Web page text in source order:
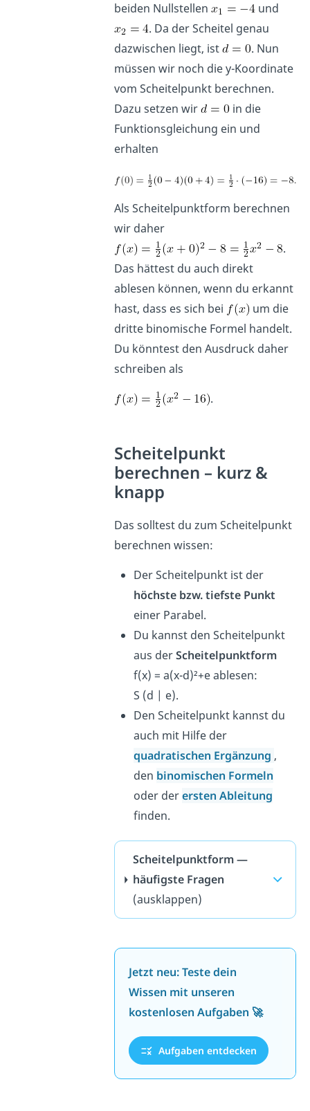
beiden Nullstellen
und
. Da der Scheitel genau
dazwischen liegt, ist
. Nun
müssen wir noch die y-Koordinate
vom Scheitelpunkt berechnen.
Dazu setzen wir
in die
Funktionsgleichung ein und
erhalten
Als Scheitelpunktform berechnen
wir daher
.
Das hättest du auch direkt
ablesen können, wenn du erkannt
hast, dass es sich bei
um die
dritte binomische Formel handelt.
Du könntest den Ausdruck daher
schreiben als
.
Scheitelpunkt
berechnen – kurz &
knapp
Das solltest du zum Scheitelpunkt
berechnen wissen:
Der Scheitelpunkt ist der
höchste bzw. tiefste Punkt
einer Parabel.
Du kannst den Scheitelpunkt
aus derScheitelpunktform
f(x) = a(x-d)²+e ablesen:
S (d | e).
Den Scheitelpunkt kannst du
auch mit Hilfe der
quadratischen Ergänzung ,
den binomischen Formeln
oder derersten Ableitung
finden.
Scheitelpunktform —
häufigste Fragen
(ausklappen)
Jetzt neu: Teste dein
Wissen mit unseren
kostenlosen Aufgaben 🚀
Aufgaben entdecken